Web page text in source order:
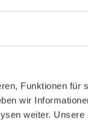
Funktionen für
wir
weiter.